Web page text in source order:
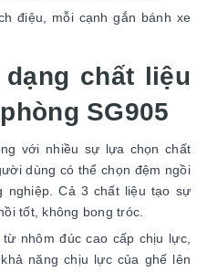
điệu, mỗi cạnh gắn bánh xe
chất liệu
SG905
với nhiều sự lựa chọn chất
dùng có thể chọn đệm ngồi
nghiệp. Cả 3 chất liệu tạo sự
tốt, không bong tróc.
nhôm đúc cao cấp chịu lực,
năng chịu lực của ghế lên